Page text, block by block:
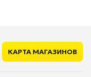
КАРТА МАГАЗИНОВ